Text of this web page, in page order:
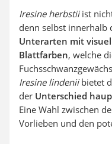
Iresine herbstiiist
denn selbst innerhalb
Unterarten mit
Blattfarben, welche
Iresine lindeniibietet
der Unterschied
Eine Wahl zwischen
Vorlieben und den